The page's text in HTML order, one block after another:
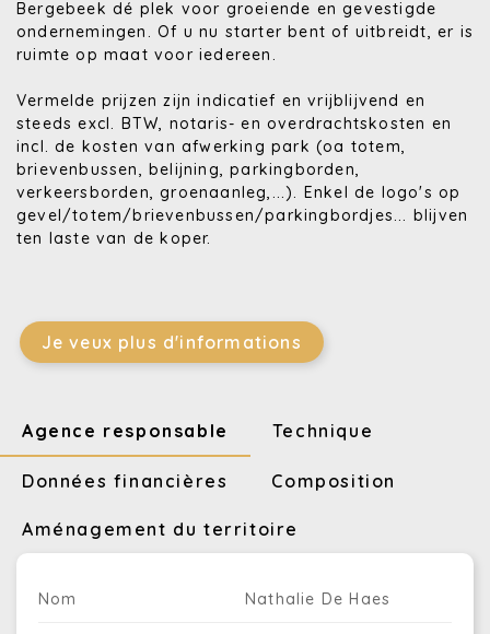
Bergebeek dé plek voor groeiende en gevestigde
ondernemingen. Of u nu starter bent of uitbreidt, er is
ruimte op maat voor iedereen.
Vermelde prijzen zijn indicatief en vrijblijvend en
steeds excl. BTW, notaris- en overdrachtskosten en
incl. de kosten van afwerking park (oa totem,
brievenbussen, belijning, parkingborden,
verkeersborden, groenaanleg,...). Enkel de logo's op
gevel/totem/brievenbussen/parkingbordjes... blijven
ten laste van de koper.
Je veux plus d'informations
Agence responsable Technique
Données financières Composition
Aménagement du territoire
Nom Nathalie De Haes